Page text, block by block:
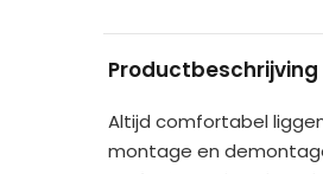
Productbeschrijving
Altijd comfortabel
montage en